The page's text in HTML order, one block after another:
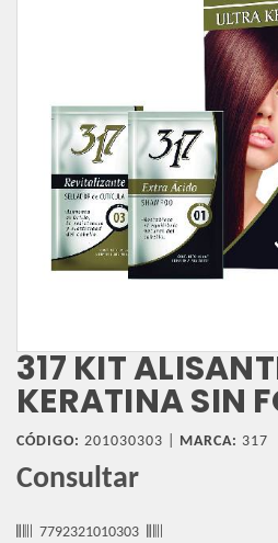
317 KIT
KERATINA SIN
CÓDIGO: 201030303 | MARCA: 317
Consultar
7792321010303